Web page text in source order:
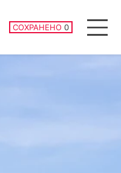
СОХРАНЕНО 0
СОХРАНЕННЫЕ ОБЪЕКТЫ
Menu